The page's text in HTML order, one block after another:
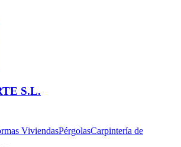
S.L.
ViviendasPérgolasCarpintería de